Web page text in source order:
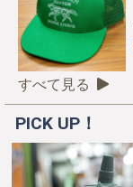
すべて見る
PICK UP！